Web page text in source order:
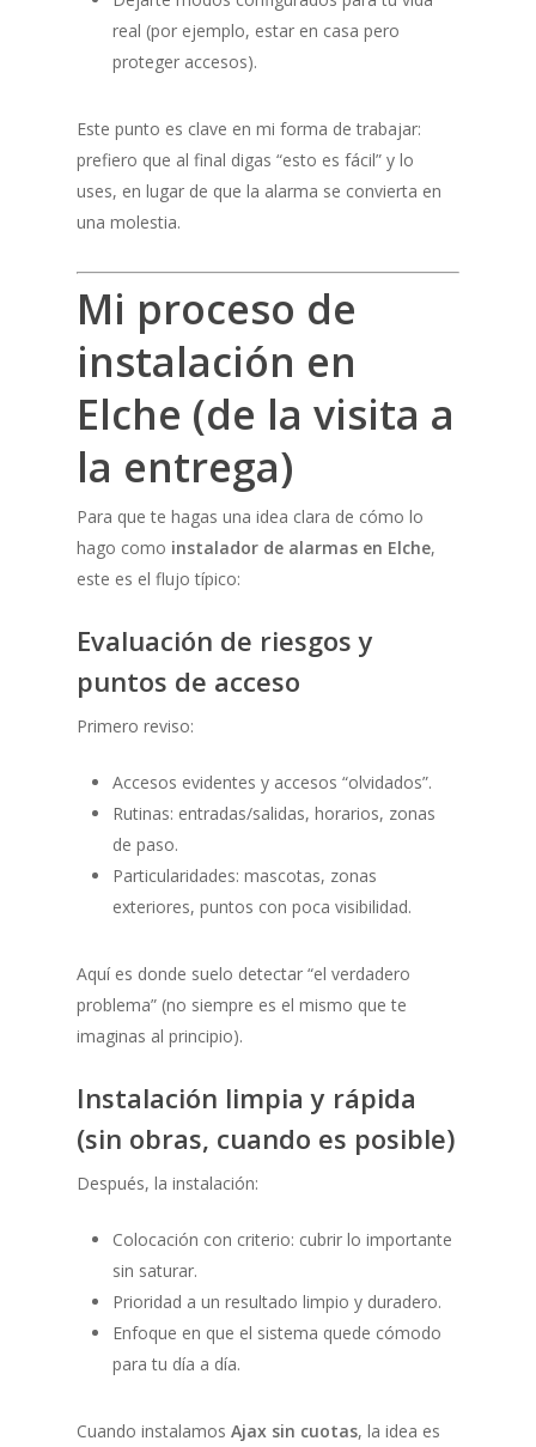
real (por ejemplo, estar en casa pero
proteger accesos).
Este punto es clave en mi forma de trabajar:
prefiero que al final digas “esto es fácil” y lo
uses, en lugar de que la alarma se convierta en
una molestia.
Mi proceso de
instalación en
Elche (de la visita a
la entrega)
Para que te hagas una idea clara de cómo lo
hago como instalador de alarmas en Elche,
este es el flujo típico:
Evaluación de riesgos y
puntos de acceso
Primero reviso:
Accesos evidentes y accesos “olvidados”.
Rutinas: entradas/salidas, horarios, zonas
de paso.
Particularidades: mascotas, zonas
exteriores, puntos con poca visibilidad.
Aquí es donde suelo detectar “el verdadero
problema” (no siempre es el mismo que te
imaginas al principio).
Instalación limpia y rápida
(sin obras, cuando es posible)
Después, la instalación:
Colocación con criterio: cubrir lo importante
sin saturar.
Prioridad a un resultado limpio y duradero.
Enfoque en que el sistema quede cómodo
para tu día a día.
Cuando instalamosAjax sin cuotas, la idea es